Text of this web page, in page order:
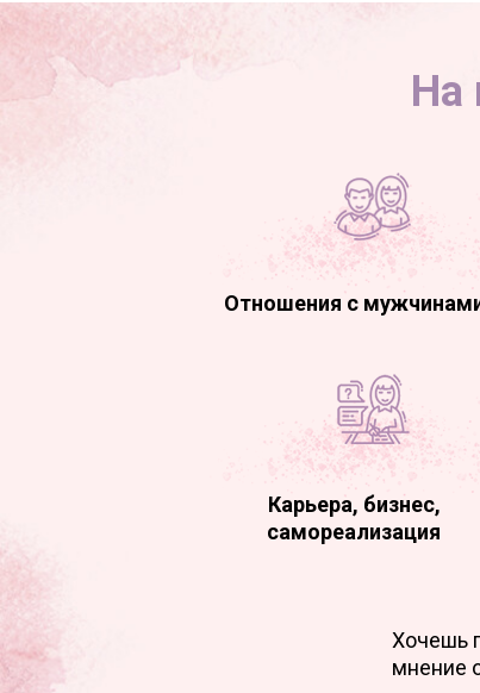
На
Отношения с
Карьера, бизнес,
самореализация
Хочешь
мнение